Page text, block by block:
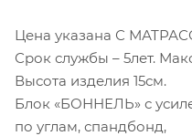
Цена указана С
Срок службы – 5лет.
Высота изделия 15см.
Блок «БОННЕЛЬ» с
по углам, спандбонд,